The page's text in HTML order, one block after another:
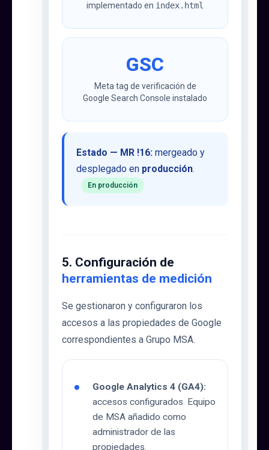
implementado en index.html
GSC
Meta tag de verificación de
Google Search Console instalado
Estado — MR !16: mergeado y
desplegado en producción.
En producción
5. Configuración de
herramientas de medición
Se gestionaron y configuraron los
accesos a las propiedades de Google
correspondientes a Grupo MSA.
Google Analytics 4 (GA4):
accesos configurados. Equipo
de MSA añadido como
administrador de las
propiedades.